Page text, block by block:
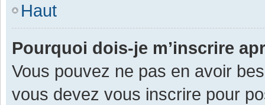
Haut
Pourquoi dois-je m’inscrire
Vous pouvez ne pas en avoir
vous devez vous inscrire pour